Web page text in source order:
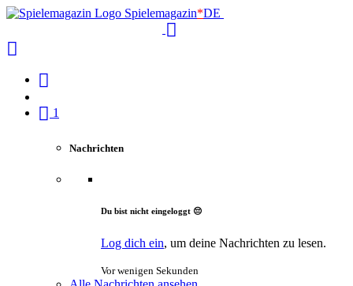
Spielemagazin*DE
1
Nachrichten
Du bist nicht eingeloggt 😔
Log dich ein, um deine Nachrichten zu lesen.
Vor wenigen Sekunden